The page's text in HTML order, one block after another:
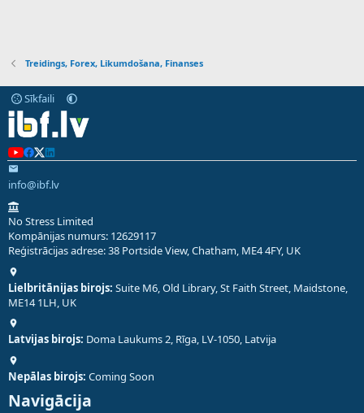
Treidings, Forex, Likumdošana, Finanses
Sīkfaili
info@ibf.lv
No Stress Limited
Kompānijas numurs: 12629117
Reģistrācijas adrese: 38 Portside View, Chatham, ME4 4FY, UK
Lielbritānijas birojs: Suite M6, Old Library, St Faith Street, Maidstone,
ME14 1LH, UK
Latvijas birojs: Doma Laukums 2, Rīga, LV-1050, Latvija
Nepālas birojs: Coming Soon
Navigācija